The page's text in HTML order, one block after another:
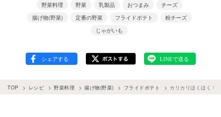
野菜料理 野菜 乳製品 おつまみ
チーズ
揚げ物(野菜)
定番の野菜 フライドポテト
粉チーズ
じゃがいも
TOP レシピ 野菜料理 揚げ物(野菜) フライドポテト カリカリほくほく！